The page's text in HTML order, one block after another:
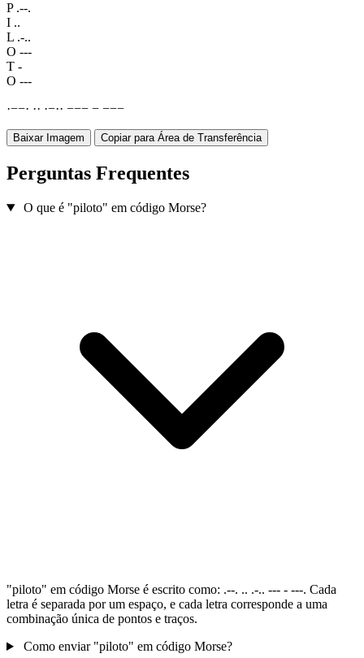
P .--.
I ..
L .-..
O ---
T -
O ---
·−−· ·· ·−·· −−− − −−−
Baixar Imagem Copiar para Área de Transferência
Perguntas Frequentes
O que é "piloto" em código Morse?
"piloto" em código Morse é escrito como: .--. .. .-.. --- - ---. Cada
letra é separada por um espaço, e cada letra corresponde a uma
combinação única de pontos e traços.
Como enviar "piloto" em código Morse?